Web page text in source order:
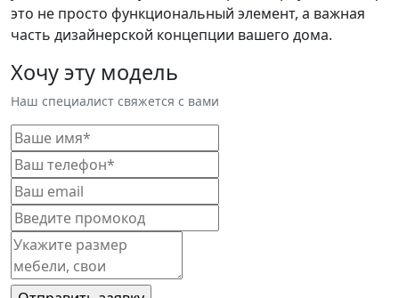
это не просто функциональный элемент, а важная
часть дизайнерской концепции вашего дома.
Хочу эту модель
Наш специалист свяжется с вами